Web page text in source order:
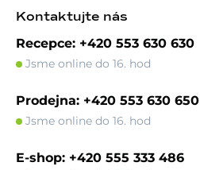
Kontaktujte nás
Recepce: +420 553 630 630
Jsme online do 16. hod
Prodejna: +420 553 630 650
Jsme online do 16. hod
E-shop: +420 555 333 486